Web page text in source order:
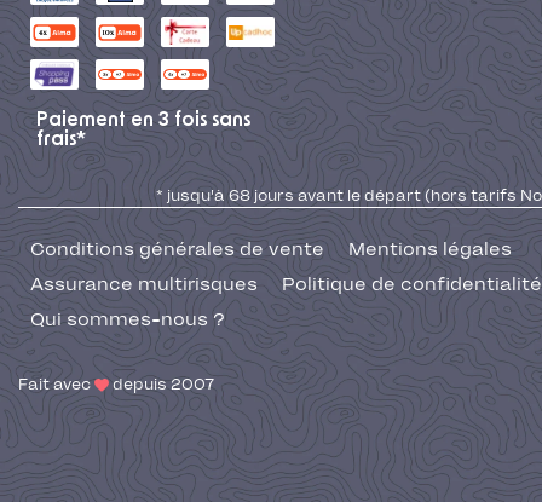
Paiement en 3 fois sans
frais*
* jusqu'à 68 jours avant le départ (hors tarifs No
Conditions générales de vente
Mentions légales
Assurance multirisques
Politique de confidentialité
Qui sommes-nous ?
Fait avec depuis 2007